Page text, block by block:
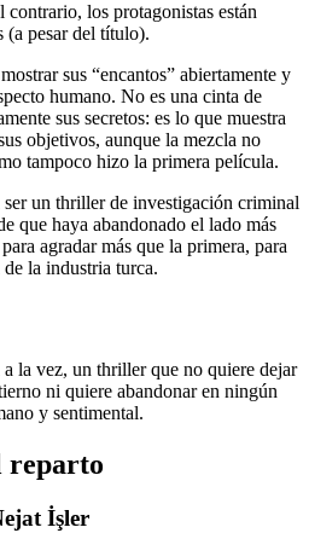
los protagonistas están
(a pesar del título).
sus “encantos” abiertamente y
humano. No es una cinta de
sus secretos: es lo que muestra
objetivos, aunque la mezcla no
tampoco hizo la primera película.
ser un thriller de investigación criminal
que haya abandonado el lado más
agradar más que la primera, para
la industria turca.
la vez, un thriller que no quiere dejar
ni quiere abandonar en ningún
y sentimental.
reparto
İşler